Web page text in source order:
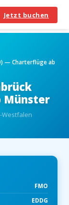
Jetzt buchen
— Charterflüge ab
Münster
FMO
EDDG